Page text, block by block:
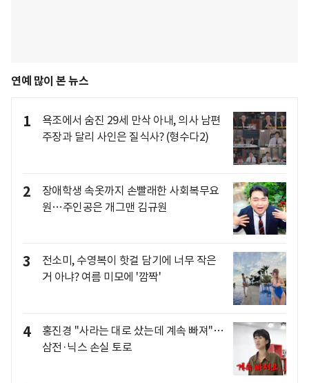
연예 많이 본 뉴스
1
욕조에서 숨진 29세 만삭 아내, 의사 남편
주장과 달리 사인은 질식사? (형수다2)
2
장애학생 속옷까지 손빨래한 사회복무요
원…주인공은 개그맨 김규원
3
전소미, 수영복이 핫걸 담기에 너무 작은
거 아냐? 여름 미모에 '깜짝'
4
홍진경 "사라는 대로 샀는데 계속 빠져"…
삼전·닉스 손실 토로